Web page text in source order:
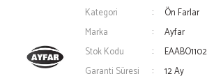
Kategori
Ön Farlar
Marka
Ayfar
Stok Kodu
Garanti Süresi
12 Ay